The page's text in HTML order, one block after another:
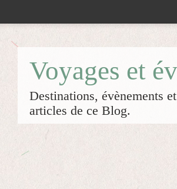
Voyages et
Destinations, évènements
articles de ce Blog.